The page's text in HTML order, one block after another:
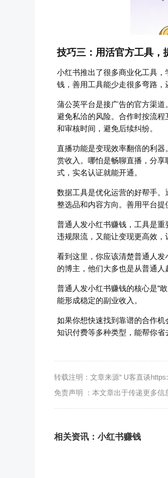
技巧三：用活官方工具，
小红书推出了很多商业化工具
钱，善用工具能少走很多弯路，
蒲公英平台是接广告的官方渠
避免私洽的风险。合作时按流
和审核时间，避免后续纠纷。
直播功能是变现效率翻倍的利
赏收入。哪怕是畅聊直播，分
式，实名认证就能开通。
数据工具是优化运营的好帮手
整选品和内容方向。善用平台提
普通人发小红书赚钱，工具是
违规限流，又能让变现更高效，
看到这里，你应该清楚普通人
的博主，他们大多也是从普通人
普通人发小红书赚钱的核心是“
能形成稳定的副业收入。
如果你想快速找到靠谱的合作机
知识付费等多种类型，能帮你省
转载注明：文章来源“ U客直谈
免责声明 ：本文章出于传递更多
相关资讯： 小红书赚钱